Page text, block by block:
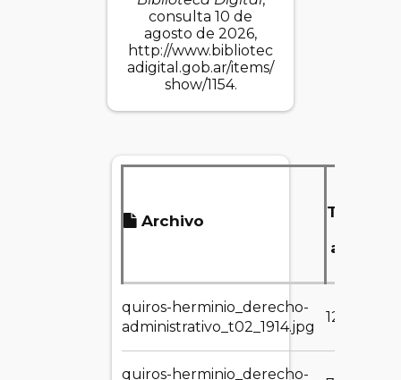
consulta 10 de
agosto de 2026,
http://www.bibliotec
adigital.gob.ar/items/
show/1154.
Archivo
Tamaño
archivo
quiros-herminio_derecho-
administrativo_t02_1914.jpg
129.38 KB
quiros-herminio_derecho-